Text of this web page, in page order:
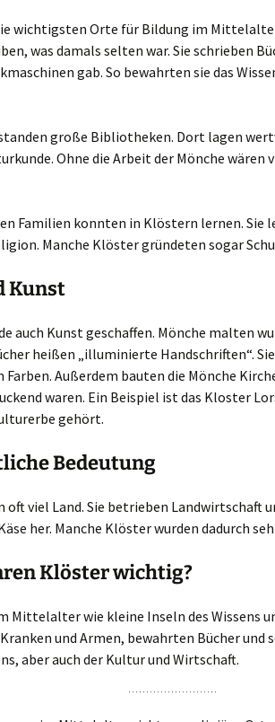
wichtigsten Orte für Bildung im
was damals selten war. Sie schrieben
gab. So bewahrten sie das
große Bibliotheken. Dort lagen
Ohne die Arbeit der Mönche wären
Familien konnten in Klöstern lernen. Sie
Manche Klöster gründeten sogar
Kunst
auch Kunst geschaffen. Mönche malten
heißen „illuminierte Handschriften“.
Farben. Außerdem bauten die Mönche
waren. Ein Beispiel ist das Kloster
gehört.
Bedeutung
oft viel Land. Sie betrieben Landwirtschaft
her. Manche Klöster wurden dadurch
Klöster wichtig?
Mittelalter wie kleine Inseln des Wissens
und Armen, bewahrten Bücher und
aber auch der Kultur und Wirtschaft.